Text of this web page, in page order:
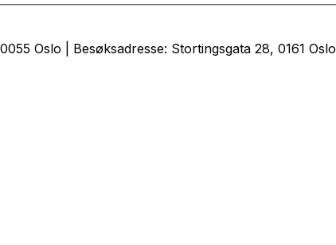
Oslo | Besøksadresse: Stortingsgata 28, 0161 Oslo